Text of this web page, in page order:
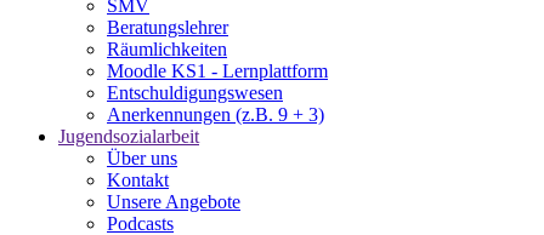
SMV
Beratungslehrer
Räumlichkeiten
Moodle KS1 - Lernplattform
Entschuldigungswesen
Anerkennungen (z.B. 9 + 3)
Jugendsozialarbeit
Über uns
Kontakt
Unsere Angebote
Podcasts